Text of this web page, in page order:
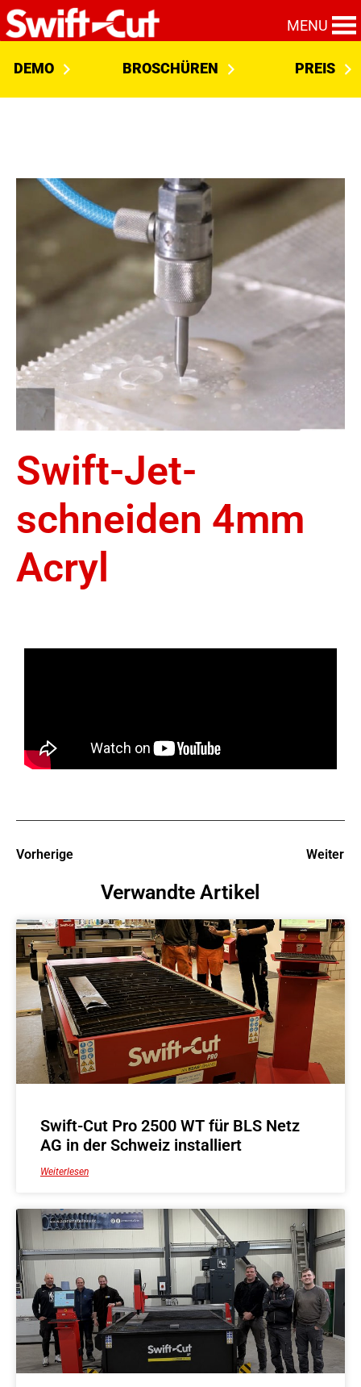
MENU
DEMO BROSCHÜREN PREIS
Swift-Jet-
schneiden 4mm
Acryl
Vorherige Weiter
Verwandte Artikel
Swift-Cut Pro 2500 WT für BLS Netz
AG in der Schweiz installiert
Weiterlesen